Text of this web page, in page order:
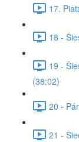
17.
18 -
19 -
(38:02)
20 -
21 -